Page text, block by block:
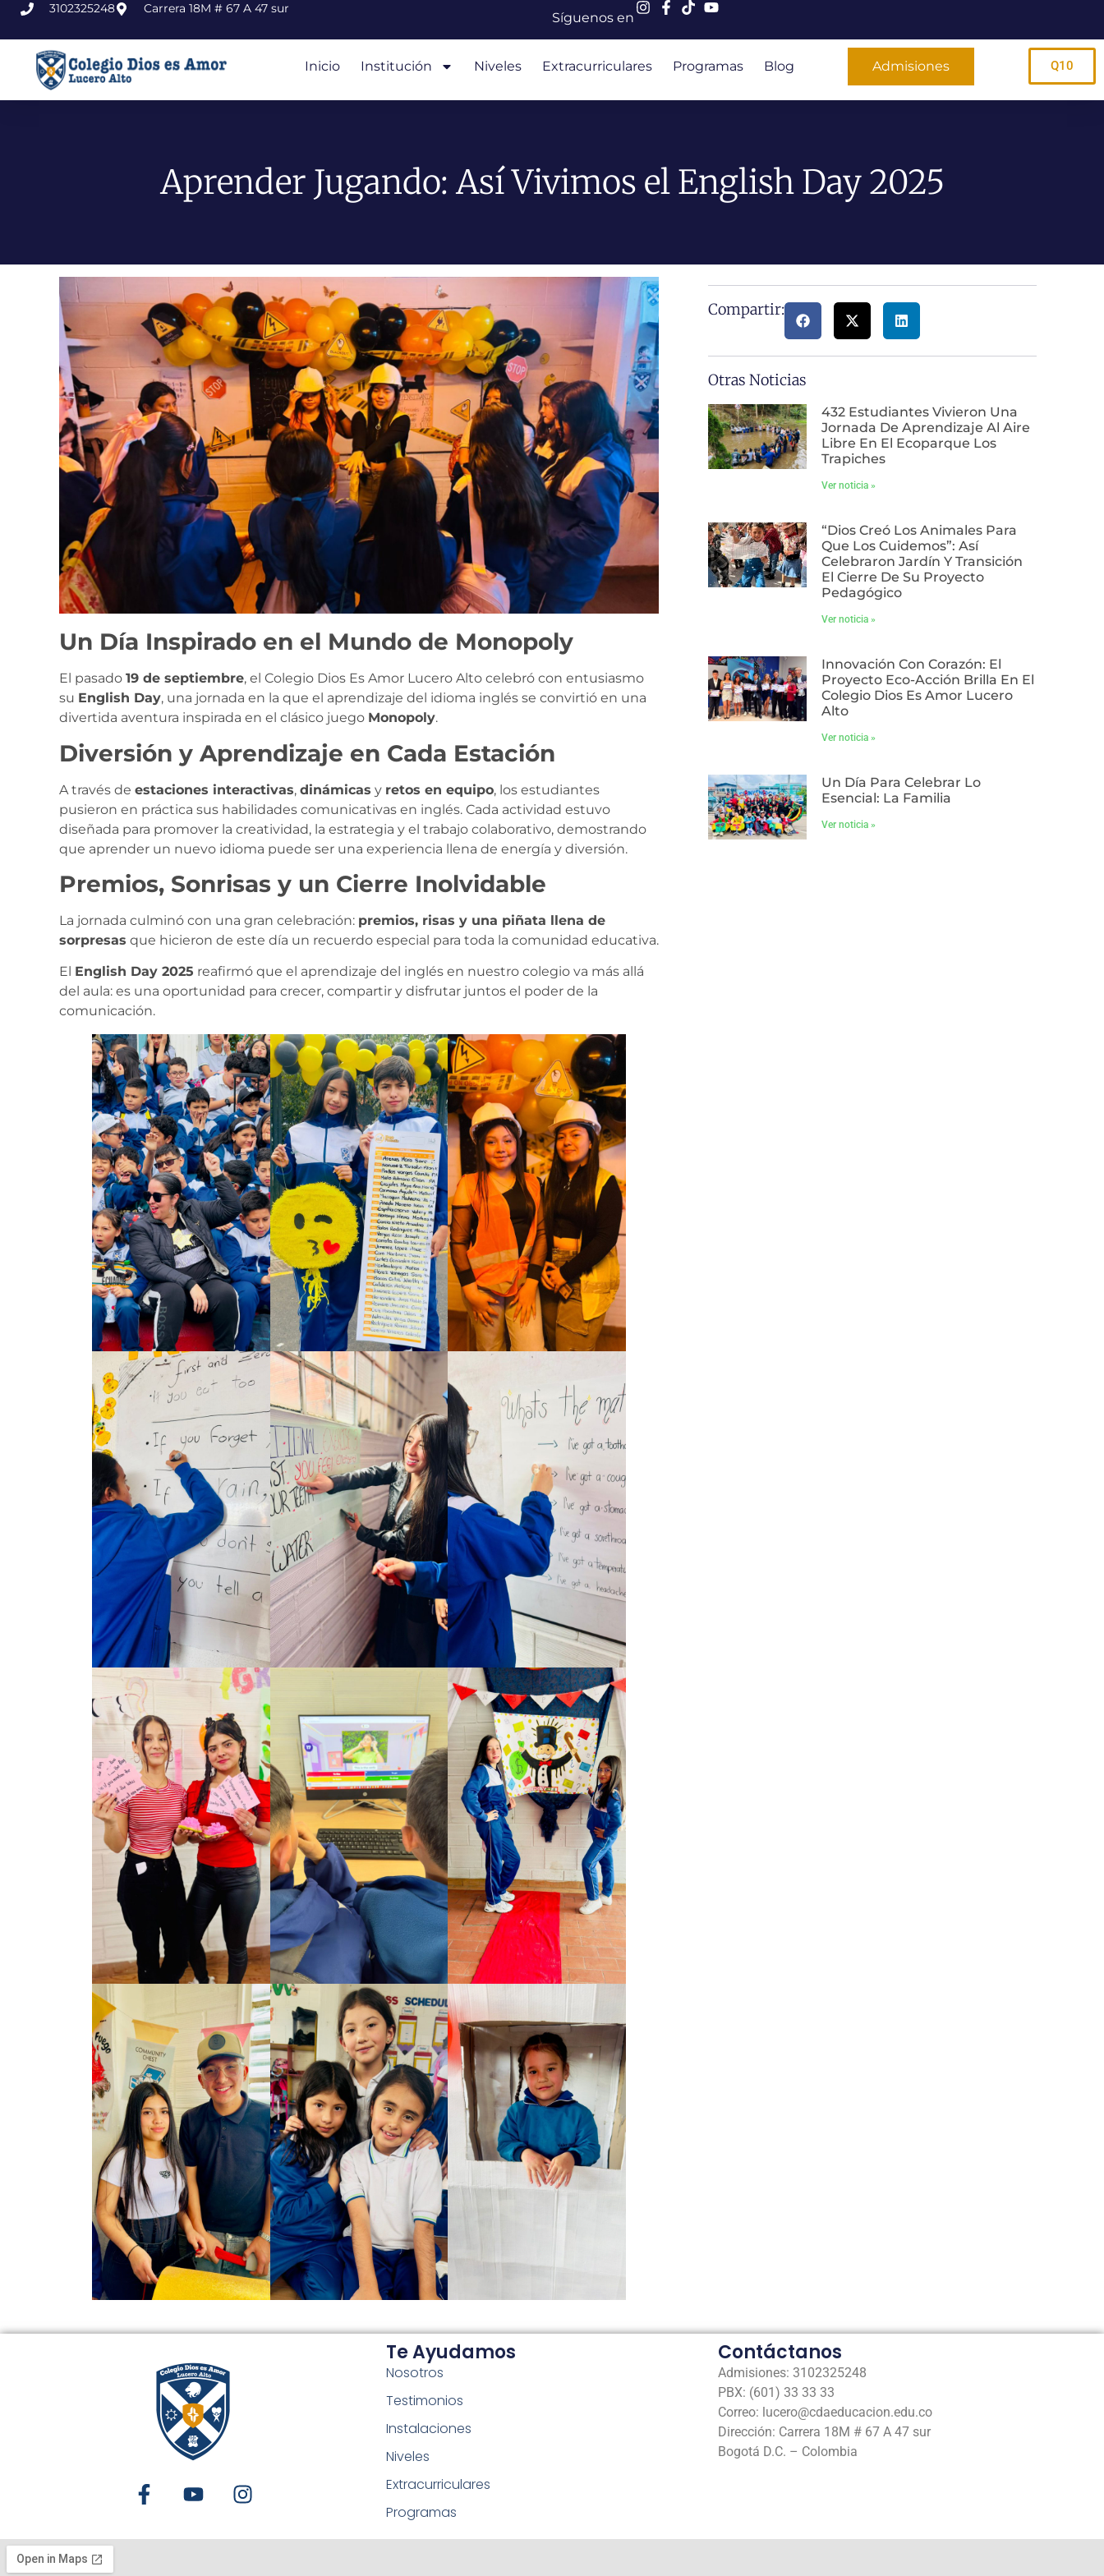
3102325248 Carrera 18M # 67 A 47 sur
Síguenos en
Inicio Institución Niveles Extracurriculares Programas Blog Admisiones Q10
Aprender Jugando: Así Vivimos el English Day 2025
Un Día Inspirado en el Mundo de Monopoly
El pasado 19 de septiembre, el Colegio Dios Es Amor Lucero Alto celebró con entusiasmo
su English Day, una jornada en la que el aprendizaje del idioma inglés se convirtió en una
divertida aventura inspirada en el clásico juego Monopoly.
Diversión y Aprendizaje en Cada Estación
A través de estaciones interactivas, dinámicas y retos en equipo, los estudiantes
pusieron en práctica sus habilidades comunicativas en inglés. Cada actividad estuvo
diseñada para promover la creatividad, la estrategia y el trabajo colaborativo, demostrando
que aprender un nuevo idioma puede ser una experiencia llena de energía y diversión.
Premios, Sonrisas y un Cierre Inolvidable
La jornada culminó con una gran celebración: premios, risas y una piñata llena de
sorpresas que hicieron de este día un recuerdo especial para toda la comunidad educativa.
El English Day 2025 reafirmó que el aprendizaje del inglés en nuestro colegio va más allá
del aula: es una oportunidad para crecer, compartir y disfrutar juntos el poder de la
comunicación.
Compartir:
Otras Noticias
432 Estudiantes Vivieron Una
Jornada De Aprendizaje Al Aire
Libre En El Ecoparque Los
Trapiches
Ver noticia »
“Dios Creó Los Animales Para
Que Los Cuidemos”: Así
Celebraron Jardín Y Transición
El Cierre De Su Proyecto
Pedagógico
Ver noticia »
Innovación Con Corazón: El
Proyecto Eco-Acción Brilla En El
Colegio Dios Es Amor Lucero
Alto
Ver noticia »
Un Día Para Celebrar Lo
Esencial: La Familia
Ver noticia »
Te Ayudamos
Nosotros
Testimonios
Instalaciones
Niveles
Extracurriculares
Programas
Contáctanos
Admisiones: 3102325248
PBX: (601) 33 33 33
Correo: lucero@cdaeducacion.edu.co
Dirección: Carrera 18M # 67 A 47 sur
Bogotá D.C. – Colombia